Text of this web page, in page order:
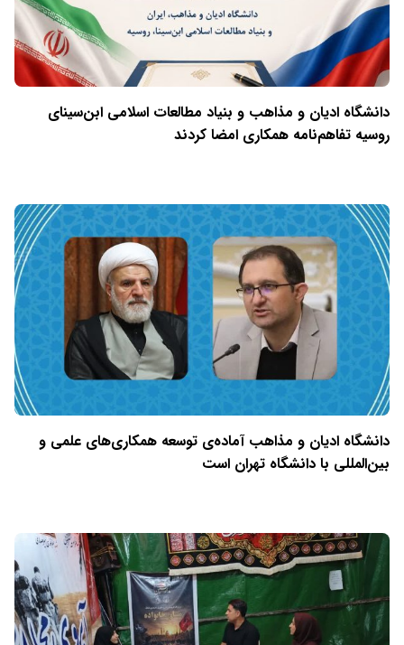
دانشگاه ادیان و مذاهب و بنیاد مطالعات اسلامی ابن‌سینای
روسیه تفاهم‌نامه همکاری امضا کردند
دانشگاه ادیان و مذاهب آماده‌ی توسعه همکاری‌های علمی و
بین‌المللی با دانشگاه تهران است